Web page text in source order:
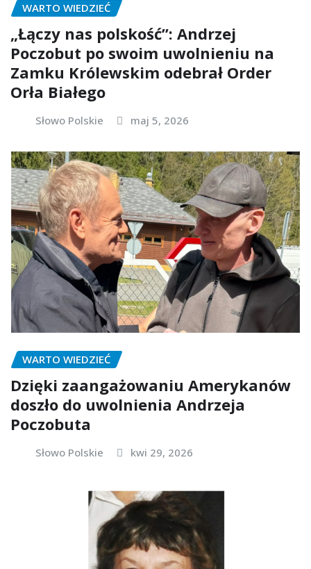
WARTO WIEDZIEĆ
„Łączy nas polskość”: Andrzej
Poczobut po swoim uwolnieniu na
Zamku Królewskim odebrał Order
Orła Białego
Słowo Polskie maj 5, 2026
WARTO WIEDZIEĆ
Dzięki zaangażowaniu Amerykanów
doszło do uwolnienia Andrzeja
Poczobuta
Słowo Polskie kwi 29, 2026